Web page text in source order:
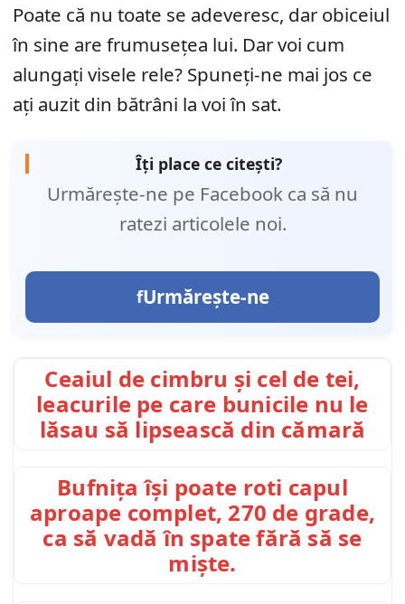
Poate că nu toate se adeveresc, dar obiceiul
în sine are frumusețea lui. Dar voi cum
alungați visele rele? Spuneți-ne mai jos ce
ați auzit din bătrâni la voi în sat.
Îți place ce citești?
Urmărește-ne pe Facebook ca să nu
ratezi articolele noi.
Urmărește-ne
Ceaiul de cimbru și cel de tei,
leacurile pe care bunicile nu le
lăsau să lipsească din cămară
Bufnița își poate roti capul
aproape complet, 270 de grade,
ca să vadă în spate fără să se
miște.